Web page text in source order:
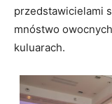
przedstawicielami
mnóstwo
kuluarach.